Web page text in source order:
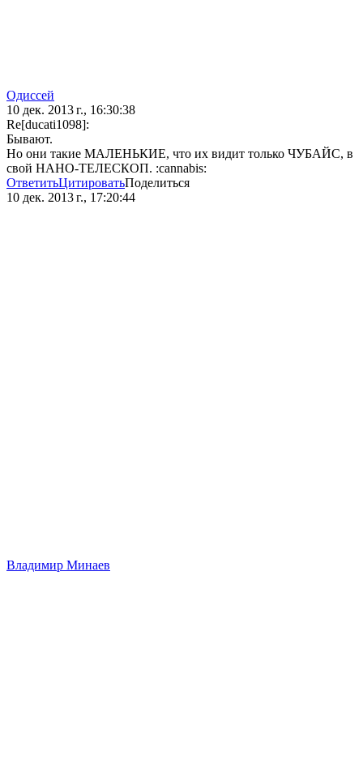
Одиссей
10 дек. 2013 г., 16:30:38
Re[ducati1098]:
Бывают.
Но они такие МАЛЕНЬКИЕ, что их видит только ЧУБАЙС, в
свой НАНО-ТЕЛЕСКОП. :cannabis:
ОтветитьЦитироватьПоделиться
10 дек. 2013 г., 17:20:44
Владимир Минаев